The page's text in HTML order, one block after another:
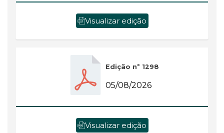
Visualizar edição
Edição nº 1298
05/08/2026
Visualizar edição